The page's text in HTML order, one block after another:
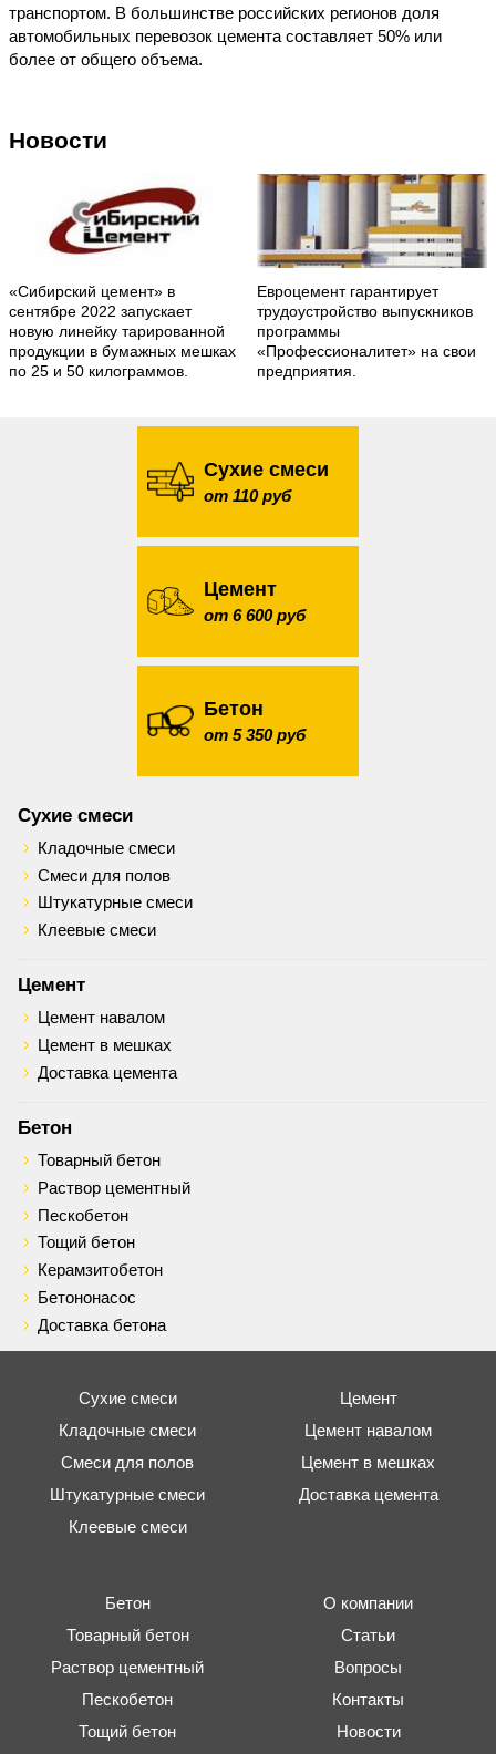
транспортом. В большинстве российских регионов доля
автомобильных перевозок цемента составляет 50% или
более от общего объема.
Новости
«Сибирский цемент» в
сентябре 2022 запускает
новую линейку тарированной
продукции в бумажных мешках
по 25 и 50 килограммов.
Евроцемент гарантирует
трудоустройство выпускников
программы
«Профессионалитет» на свои
предприятия.
Сухие смеси
от 110 руб
Цемент
от 6 600 руб
Бетон
от 5 350 руб
Сухие смеси
Кладочные смеси
Смеси для полов
Штукатурные смеси
Клеевые смеси
Цемент
Цемент навалом
Цемент в мешках
Доставка цемента
Бетон
Товарный бетон
Раствор цементный
Пескобетон
Тощий бетон
Керамзитобетон
Бетононасос
Доставка бетона
Сухие смеси
Кладочные смеси
Смеси для полов
Штукатурные смеси
Клеевые смеси
Цемент
Цемент навалом
Цемент в мешках
Доставка цемента
Бетон
Товарный бетон
Раствор цементный
Пескобетон
Тощий бетон
О компании
Статьи
Вопросы
Контакты
Новости